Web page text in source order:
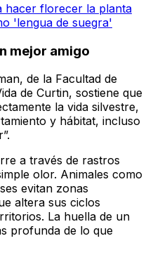
hacer florecer la planta
'lengua de suegra'
mejor amigo
de la Facultad de
de Curtin, sostiene que
la vida silvestre,
y hábitat, incluso
a través de rastros
olor. Animales como
evitan zonas
altera sus ciclos
La huella de un
profunda de lo que